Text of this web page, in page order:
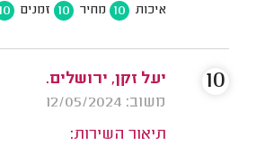
איכות 10 מחיר 10 זמנים 10
יעל זקן, ירושלים.
משוב: 12/05/2024
תיאור השירות:
10